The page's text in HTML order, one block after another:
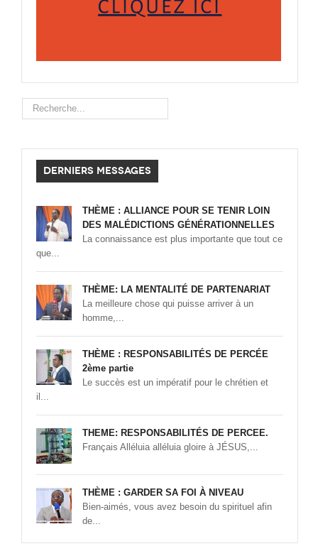
Rechercher
DERNIERS MESSAGES
THÈME : ALLIANCE POUR SE TENIR LOIN
DES MALÉDICTIONS GÉNÉRATIONNELLES
La connaissance est plus importante que tout ce
que...
THÈME: LA MENTALITÉ DE PARTENARIAT
La meilleure chose qui puisse arriver à un
homme,...
THÈME : RESPONSABILITÉS DE PERCÉE
2ème partie
Le succès est un impératif pour le chrétien et
il...
THEME: RESPONSABILITÉS DE PERCEE.
Français Alléluia alléluia gloire à JÉSUS,...
THÈME : GARDER SA FOI À NIVEAU
Bien-aimés, vous avez besoin du spirituel afin
de...